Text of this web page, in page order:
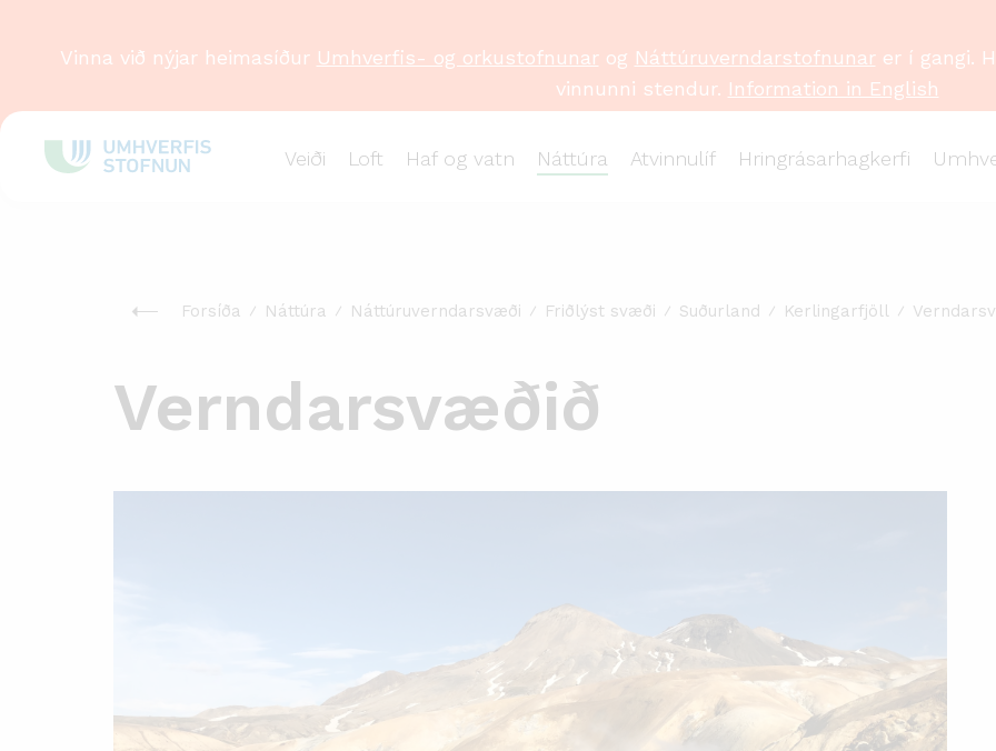
Veiði Loft Haf og vatn Náttúra Atvinnulíf Hringrásarhagkerfi
Vinna við nýjar heimasíður Umhverfis- og orkustofnunarog Náttúruverndarstofnunarer í gangi.
vinnunni stendur. Information in English
Forsíða Náttúra Náttúruverndarsvæði Friðlýst svæði Suðurland Kerlingarfjöll
Verndarsvæðið